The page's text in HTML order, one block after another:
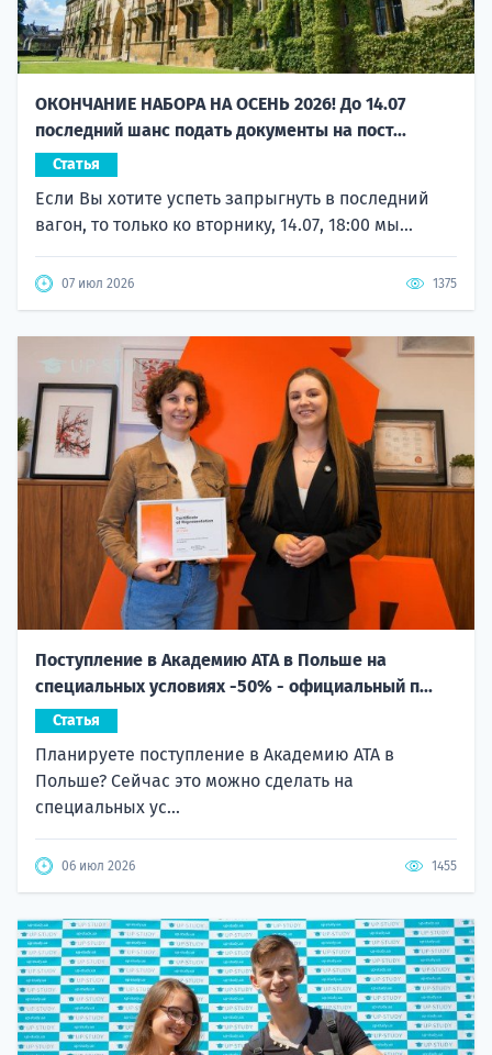
ОКОНЧАНИЕ НАБОРА НА ОСЕНЬ 2026! До 14.07
последний шанс подать документы на пост...
Статья
Если Вы хотите успеть запрыгнуть в последний
вагон, то только ко вторнику, 14.07, 18:00 мы...
07 июл 2026 1375
Поступление в Академию ATA в Польше на
специальных условиях -50% - официальный п...
Статья
Планируете поступление в Академию ATA в
Польше? Сейчас это можно сделать на
специальных ус...
06 июл 2026 1455